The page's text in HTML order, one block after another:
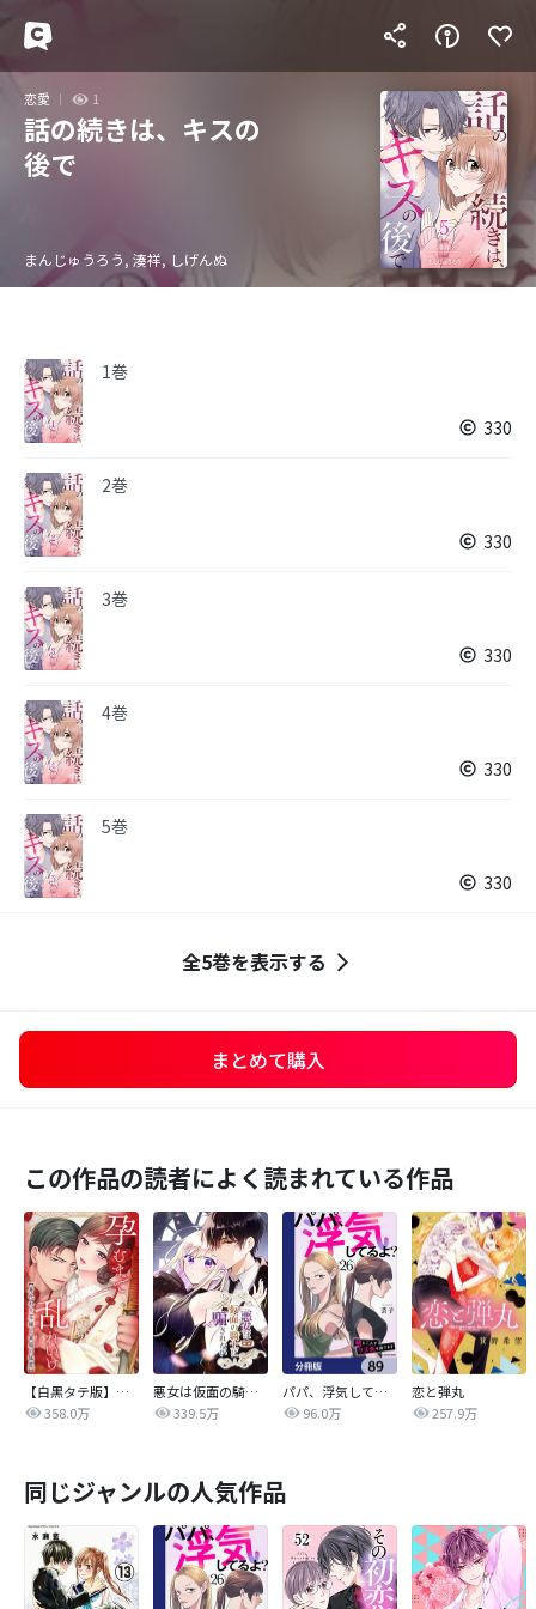
恋愛 1
話の続きは、キスの
後で
まんじゅうろう, 湊祥, しげんぬ
1巻
330
2巻
330
3巻
330
4巻
330
5巻
330
全5巻を表示する
まとめて購入
この作品の読者によく読まれている作品
【白黒タテ版】孕むまで乱れいけ～身代わり花嫁と軍服の猛愛
358.0万
悪女は仮面の騎士に騙されない
339.5万
パパ、浮気してるよ？娘と二人でクズ夫を捨てます【分冊版】
96.0万
恋と弾丸
257.9万
同じジャンルの人気作品